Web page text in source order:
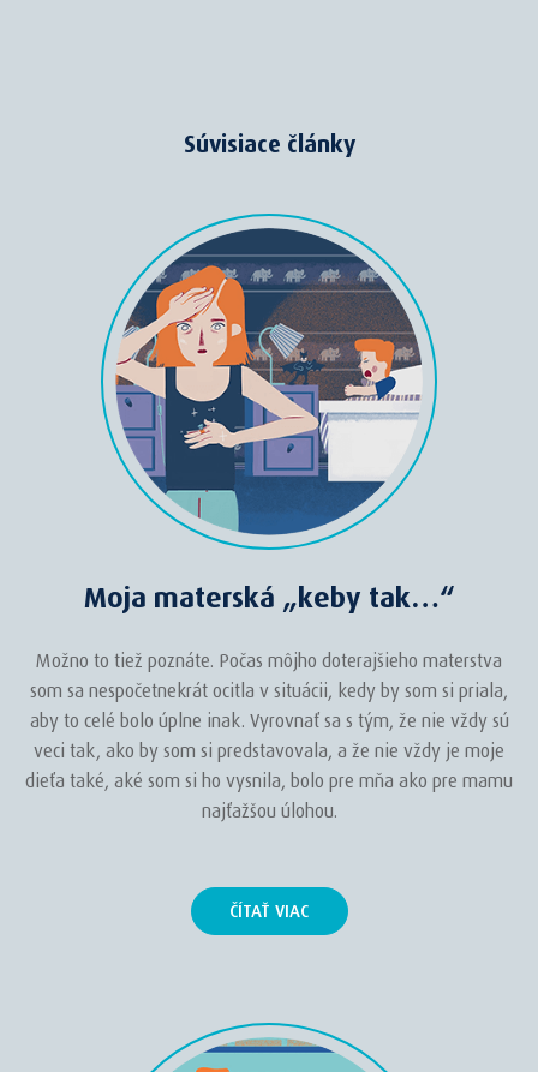
Súvisiace články
Moja materská „keby tak…“
Možno to tiež poznáte. Počas môjho doterajšieho materstva
som sa nespočetnekrát ocitla v situácii, kedy by som si priala,
aby to celé bolo úplne inak. Vyrovnať sa s tým, že nie vždy sú
veci tak, ako by som si predstavovala, a že nie vždy je moje
dieťa také, aké som si ho vysnila, bolo pre mňa ako pre mamu
najťažšou úlohou.
ČÍTAŤ VIAC